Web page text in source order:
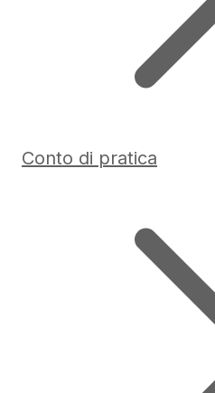
Conto di pratica